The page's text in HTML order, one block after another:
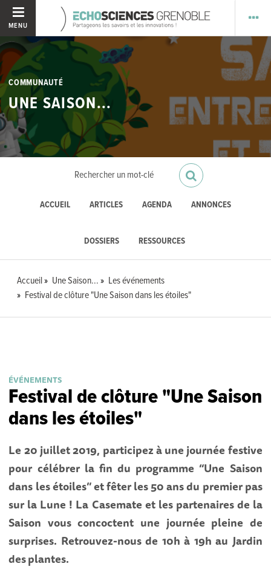
MENU
COMMUNAUTÉ
UNE SAISON...
ACCUEIL ARTICLES AGENDA ANNONCES
DOSSIERS RESSOURCES
Accueil Une Saison...
Les événements
Festival de clôture "Une Saison dans les étoiles"
ÉVÉNEMENTS
Festival de clôture "Une Saison
dans les étoiles"
Le 20 juillet 2019, participez à une journée festive
pour célébrer la fin du programme “Une Saison
dans les étoiles” et fêter les 50 ans du premier pas
sur la Lune ! La Casemate et les partenaires de la
Saison vous concoctent une journée pleine de
surprises. Retrouvez-nous de 10h à 19h au Jardin
des plantes.